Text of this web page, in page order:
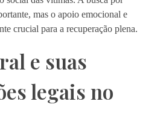
mas o apoio emocional e
crucial para a recuperação plena.
e suas
legais no